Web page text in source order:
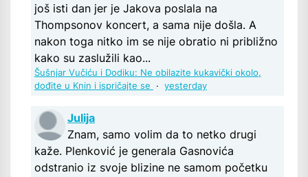
još isti dan jer je Jakova poslala na
Thompsonov koncert, a sama nije došla. A
nakon toga nitko im se nije obratio ni približno
kako su zaslužili kao...
Šušnjar Vučiću i Dodiku: Ne obilazite kukavički okolo,
dođite u Knin i ispričajte se
· yesterday
Julija
Znam, samo volim da to netko drugi
kaže. Plenković je generala Gasnovića
odstranio iz svoje blizine ne samom početku